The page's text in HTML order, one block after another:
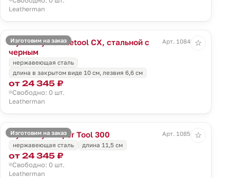
Leatherman
Изготовим на заказ
Мультитул Skeletool CX, стальной с
черным
Арт. 10846.13
нержавеющая сталь
длина в закрытом виде 10 см, лезвия 6,6 см
от 24 345 ₽
Свободно: 0 шт.
Leatherman
☆
Изготовим на заказ
Мультитул Super Tool 300
Арт. 10851.10
нержавеющая сталь
длина 11,5 см
от 24 345 ₽
Свободно: 0 шт.
Leatherman
☆